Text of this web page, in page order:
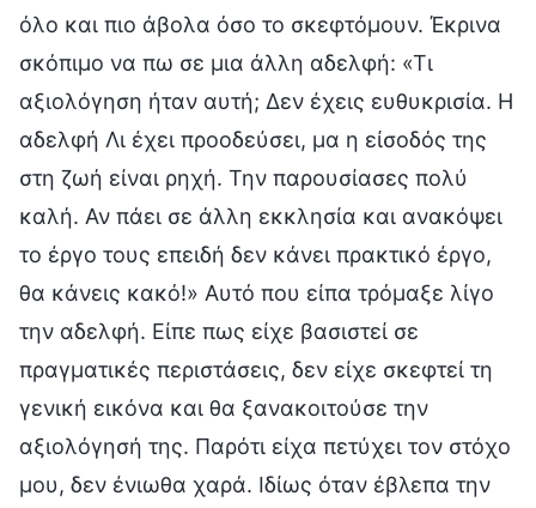
όλο και πιο άβολα όσο το σκεφτόμουν. Έκρινα
σκόπιμο να πω σε μια άλλη αδελφή: «Τι
αξιολόγηση ήταν αυτή; Δεν έχεις ευθυκρισία. Η
αδελφή Λι έχει προοδεύσει, μα η είσοδός της
στη ζωή είναι ρηχή. Την παρουσίασες πολύ
καλή. Αν πάει σε άλλη εκκλησία και ανακόψει
το έργο τους επειδή δεν κάνει πρακτικό έργο,
θα κάνεις κακό!» Αυτό που είπα τρόμαξε λίγο
την αδελφή. Είπε πως είχε βασιστεί σε
πραγματικές περιστάσεις, δεν είχε σκεφτεί τη
γενική εικόνα και θα ξανακοιτούσε την
αξιολόγησή της. Παρότι είχα πετύχει τον στόχο
μου, δεν ένιωθα χαρά. Ιδίως όταν έβλεπα την